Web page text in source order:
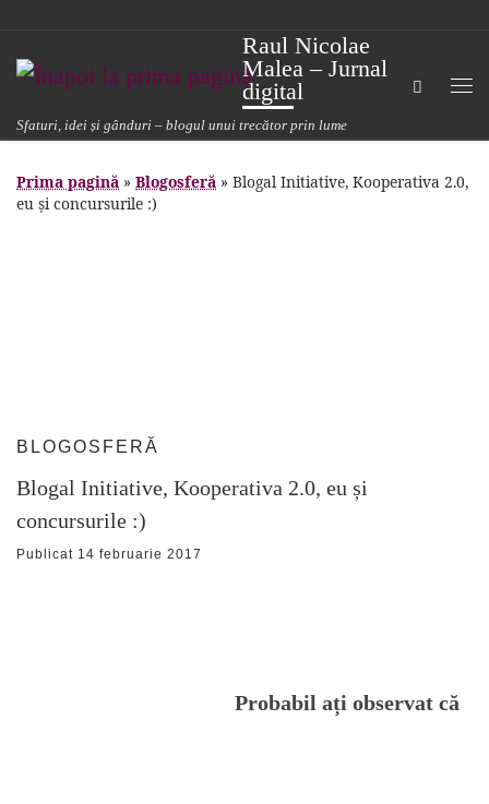
Raul Nicolae
Malea – Jurnal
digital
Sfaturi, idei și gânduri – blogul unui trecător prin lume
Search
Prima pagină » Blogosferă » Blogal Initiative, Kooperativa 2.0,
eu și concursurile :)
BLOGOSFERĂ
Blogal Initiative, Kooperativa 2.0, eu și
concursurile :)
Publicat 14 februarie 2017
Probabil ați observat că